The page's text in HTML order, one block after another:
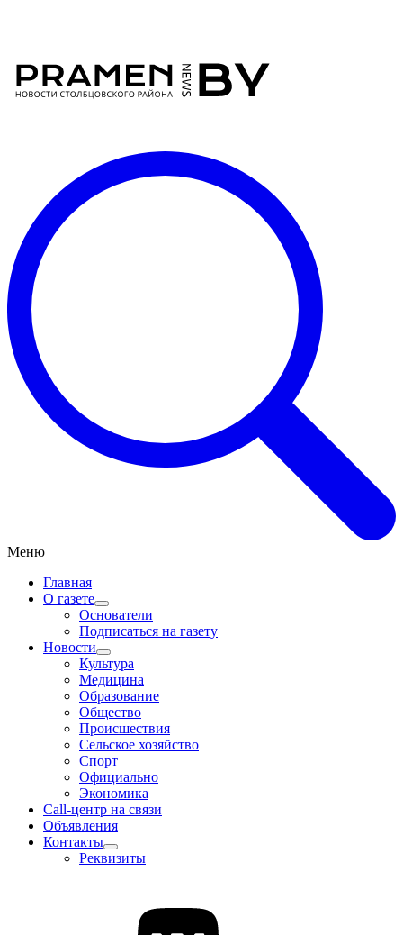
Меню
Главная
О газете
Основатели
Подписаться на газету
Новости
Культура
Медицина
Образование
Общество
Происшествия
Сельское хозяйство
Спорт
Официально
Экономика
Call-центр на связи
Объявления
Контакты
Реквизиты